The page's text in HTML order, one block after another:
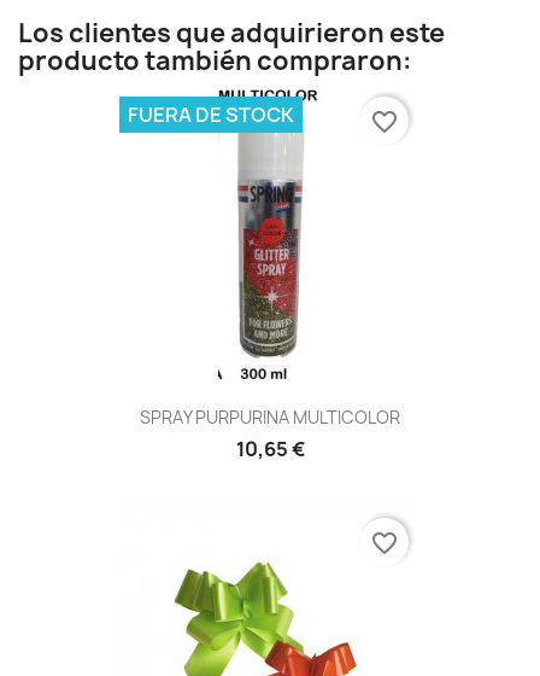
Los clientes que adquirieron este
producto también compraron:
SPRAY PURPURINA MULTICOLOR
10,65 €
FUERA DE STOCK favorite_border
favorite_border